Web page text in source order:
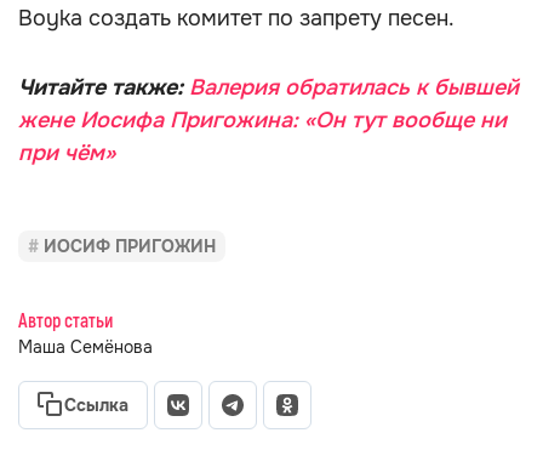
Boyka создать комитет по запрету песен.
Читайте также: Валерия обратилась к бывшей
жене Иосифа Пригожина: «Он тут вообще ни
при чём»
ИОСИФ ПРИГОЖИН
Автор статьи
Маша Семёнова
Ссылка